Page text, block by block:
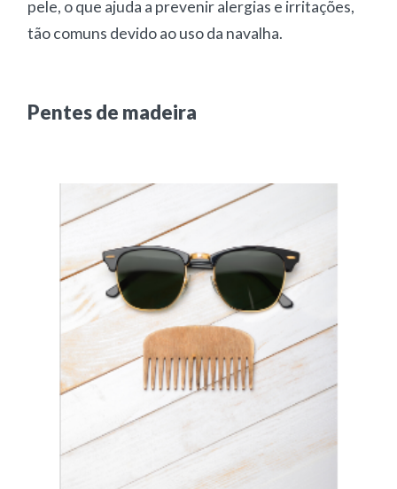
pele, o que ajuda a prevenir alergias e irritações,
tão comuns devido ao uso da navalha.
Pentes de madeira